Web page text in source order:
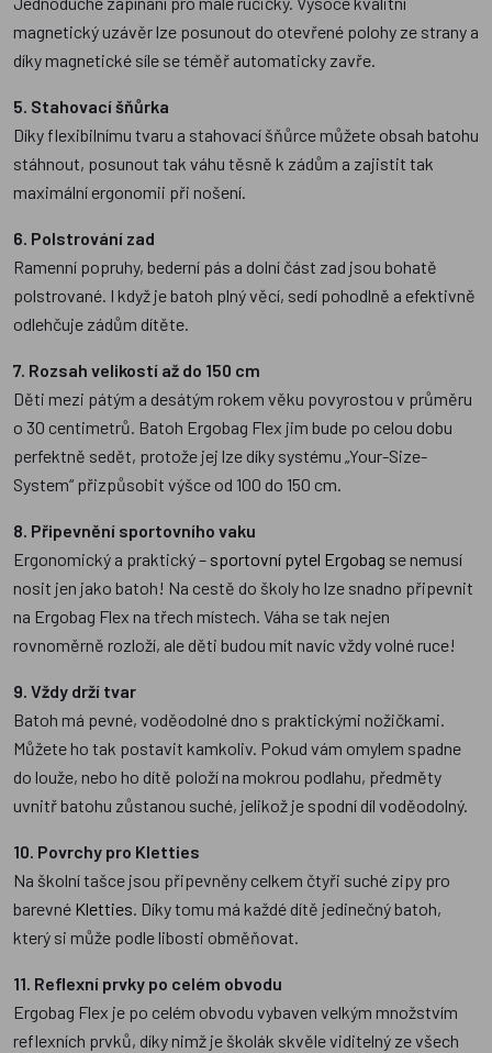
magnetický uzávěr lze posunout do otevřené polohy ze strany a
díky magnetické síle se téměř automaticky zavře.
5. Stahovací šňůrka
Díky flexibilnímu tvaru a stahovací šňůrce můžete obsah batohu
stáhnout, posunout tak váhu těsně k zádům a zajistit tak
maximální ergonomii při nošení.
6. Polstrování zad
Ramenní popruhy, bederní pás a dolní část zad jsou bohatě
polstrované. I když je batoh plný věcí, sedí pohodlně a efektivně
odlehčuje zádům dítěte.
7. Rozsah velikostí až do 150 cm
Děti mezi pátým a desátým rokem věku povyrostou v průměru
o 30 centimetrů. Batoh Ergobag Flex jim bude po celou dobu
perfektně sedět, protože jej lze díky systému „Your-Size-
System“ přizpůsobit výšce od 100 do 150 cm.
8. Připevnění sportovního vaku
Ergonomický a praktický – sportovní pytel Ergobag se nemusí
nosit jen jako batoh! Na cestě do školy ho lze snadno připevnit
na Ergobag Flex na třech místech. Váha se tak nejen
rovnoměrně rozloží, ale děti budou mít navíc vždy volné ruce!
9. Vždy drží tvar
Batoh má pevné, voděodolné dno s praktickými nožičkami.
Můžete ho tak postavit kamkoliv. Pokud vám omylem spadne
do louže, nebo ho dítě položí na mokrou podlahu, předměty
uvnitř batohu zůstanou suché, jelikož je spodní díl voděodolný.
10. Povrchy pro Kletties
Na školní tašce jsou připevněny celkem čtyři suché zipy pro
barevné Kletties. Díky tomu má každé dítě jedinečný batoh,
který si může podle libosti obměňovat.
11. Reflexní prvky po celém obvodu
Ergobag Flex je po celém obvodu vybaven velkým množstvím
reflexních prvků, díky nimž je školák skvěle viditelný ze všech